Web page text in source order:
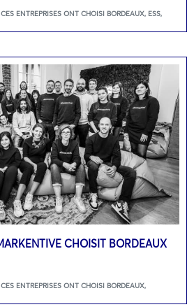
CES ENTREPRISES ONT CHOISI BORDEAUX, ESS,
CHOISIT BORDEAUX
CES ENTREPRISES ONT CHOISI BORDEAUX,